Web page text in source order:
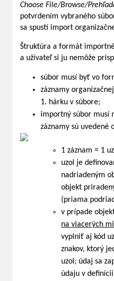
Choose File/Browse/
potvrdením vybraného
sa spustí import
Štruktúra a formát
a užívateľ si ju nemôže
súbor musí byť vo
záznamy
1. hárku v súbore;
importný súbor musí
záznamy sú uvedené
1 záznam = 1
uzol je
nadriadeným
objekt
(priama
v prípade
na viacerých
vyplniť aj kód
znakov, ktorý
uzol; údaj sa
údaju v